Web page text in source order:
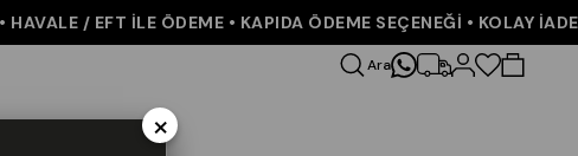
/ EFT İLE ÖDEME • KAPIDA ÖDEME SEÇENEĞİ • KOLAY İADE
Ara
×